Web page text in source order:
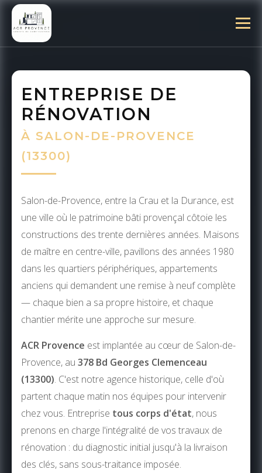
ENTREPRISE DE
RÉNOVATION
À SALON-DE-PROVENCE
(13300)
Salon-de-Provence, entre la Crau et la Durance, est
une ville où le patrimoine bâti provençal côtoie les
constructions des trente dernières années. Maisons
de maître en centre-ville, pavillons des années 1980
dans les quartiers périphériques, appartements
anciens qui demandent une remise à neuf complète
— chaque bien a sa propre histoire, et chaque
chantier mérite une approche sur mesure.
ACR Provence est implantée au cœur de Salon-de-
Provence, au 378 Bd Georges Clemenceau
(13300). C'est notre agence historique, celle d'où
partent chaque matin nos équipes pour intervenir
chez vous. Entreprise tous corps d'état, nous
prenons en charge l'intégralité de vos travaux de
rénovation : du diagnostic initial jusqu'à la livraison
des clés, sans sous-traitance imposée.